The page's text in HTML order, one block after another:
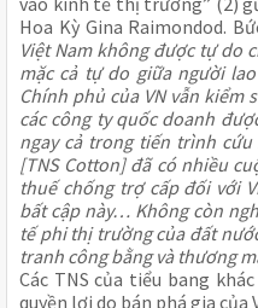
Hoa Kỳ Gina Raimondod.
Việt Nam không được tự do
mặc cả tự do giữa người
Chính phủ của VN vẫn kiểm
các công ty quốc doanh
ngay cả trong tiến trình
[TNS Cotton] đã có nhiều
thuế chống trợ cấp đối với
bất cập này… Không còn
tế phi thị trường của đất
tranh công bằng và thương
Các TNS của tiểu bang
quyền lợi do bán phá gia của